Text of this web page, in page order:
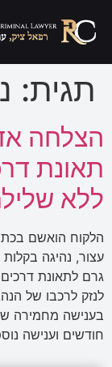
תגית:
הצלחה
תאונת
ללא
הלקוח הואשם
עצור, נהיגה
גרם לתאונת
לנזק לרכבו של
בענישה מחמירה
חודשים וענישה